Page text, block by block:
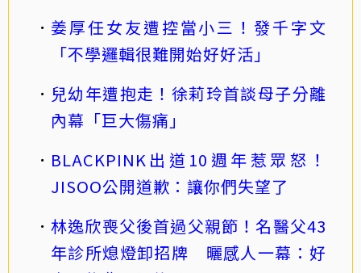
姜厚任女友遭控當小三！發千字文
「不學邏輯很難開始好好活」
兒幼年遭抱走！徐莉玲首談母子分離
內幕「巨大傷痛」
BLACKPINK出道10週年惹眾怒！
JISOO公開道歉：讓你們失望了
林逸欣喪父後首過父親節！名醫父43
年診所熄燈卸招牌 曬感人一幕：好